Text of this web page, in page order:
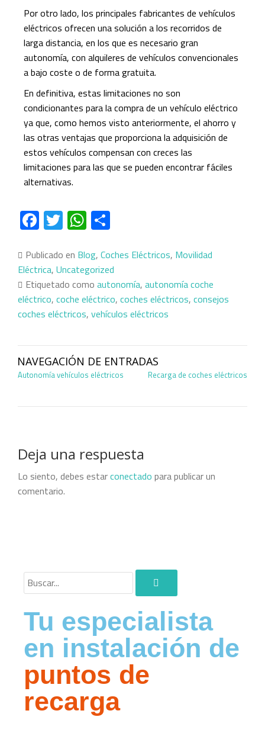
Por otro lado, los principales fabricantes de vehículos
eléctricos ofrecen una solución a los recorridos de
larga distancia, en los que es necesario gran
autonomía, con alquileres de vehículos convencionales
a bajo coste o de forma gratuita.
En definitiva, estas limitaciones no son
condicionantes para la compra de un vehículo eléctrico
ya que, como hemos visto anteriormente, el ahorro y
las otras ventajas que proporciona la adquisición de
estos vehículos compensan con creces las
limitaciones para las que se pueden encontrar fáciles
alternativas.
FacebookTwitter WhatsApp
Publicado en Blog, Coches Eléctricos, Movilidad
Eléctrica, Uncategorized
Etiquetado como autonomía, autonomía coche
eléctrico, coche eléctrico, coches eléctricos, consejos
coches eléctricos, vehículos eléctricos
NAVEGACIÓN DE ENTRADAS
Autonomía vehículos eléctricos Recarga de coches eléctricos
Deja una respuesta
Lo siento, debes estarconectado para publicar un
comentario.
Tu especialista
en instalación de
puntos de
recarga